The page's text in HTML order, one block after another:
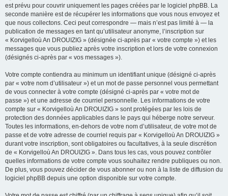
est prévu pour couvrir uniquement les pages créées par le logiciel phpBB. La
seconde manière est de récupérer les informations que vous nous envoyez et
que nous collectons. Ceci peut correspondre — mais n’est pas limité à — la
publication de messages en tant qu’utilisateur anonyme, l’inscription sur
« Korvigelloù An DROUIZIG » (désignée ci-après par « votre compte ») et les
messages que vous publiez après votre inscription et lors de votre connexion
(désignés ci-après par « vos messages »).
Votre compte contiendra au minimum un identifiant unique (désigné ci-après
par « votre nom d’utilisateur ») et un mot de passe personnel vous permettant
de vous connecter à votre compte (désigné ci-après par « votre mot de
passe ») et une adresse de courriel personnelle. Les informations de votre
compte sur « Korvigelloù An DROUIZIG » sont protégées par les lois de
protection des données applicables dans le pays qui héberge notre serveur.
Toutes les informations, en-dehors de votre nom d’utilisateur, de votre mot de
passe et de votre adresse de courriel requis par « Korvigelloù An DROUIZIG »
durant votre inscription, sont obligatoires ou facultatives, à la seule discrétion
de « Korvigelloù An DROUIZIG ». Dans tous les cas, vous pouvez contrôler
quelles informations de votre compte vous souhaitez rendre publiques ou non.
De plus, vous pouvez décider de vous abonner ou non à la liste de diffusion du
logiciel phpBB depuis une option disponible sur votre compte.